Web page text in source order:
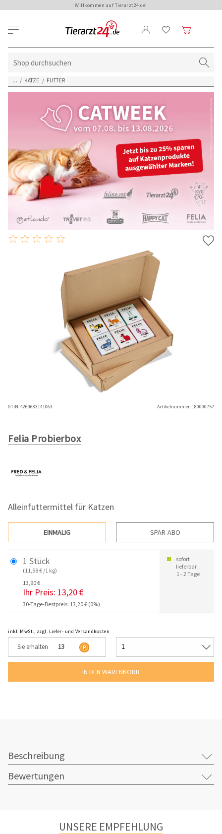
Willkommen auf Tierarzt24.de!
... / KATZE / FUTTER
GTIN:4260683141063 Artikelnummer:180000757
Felia Probierbox
Alleinfuttermittel für Katzen
EINMALIG SPAR-ABO
1 Stück
(11,58 € /1 kg)
13,90 €
Ihr Preis: 13,20 €
30-Tage-Bestpreis: 13,20 € (0%)
sofort
lieferbar
1 - 2 Tage
inkl. MwSt., zzgl. Liefer- und Versandkosten
Sie erhalten 13
Beschreibung
Bewertungen
UNSERE EMPFEHLUNG